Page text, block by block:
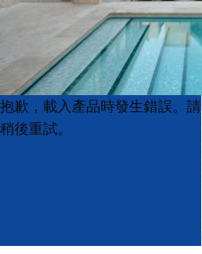
Product
List
Product
List
抱歉，載入產品時發生錯誤。請
稍後重試。